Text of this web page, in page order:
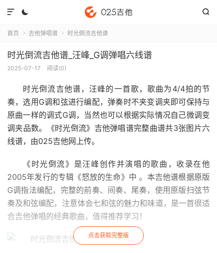
 

首页  吉他弹唱谱  时光倒流吉他谱
时光倒流吉他谱_汪峰_G调弹唱六线谱
2025-07-17 阅读(0)
时光倒流吉他谱，汪峰的一首歌，歌曲为4/4拍的节
奏，选用G调和弦进行编配，弹奏时不夹变调夹即可保持与
原曲一样的调式G调，当然也可以根据实际情况自己微调变
调夹品数。《时光倒流》吉他弹唱谱完整曲谱共3张图片六
线谱，由025吉他网上传。
《时光倒流》是汪峰创作并演唱的歌曲，收录在他
2005年发行的专辑《怒放的生命》中 。本吉他谱根据原版
G调指法编配，完整的前奏、间奏、尾奏，使用原版扫弦节
奏及和弦编配，注意体会七和弦的魅力和味道，是一首很适
合吉他弹唱的经典歌曲，值得推荐学习！
点击获取完整版